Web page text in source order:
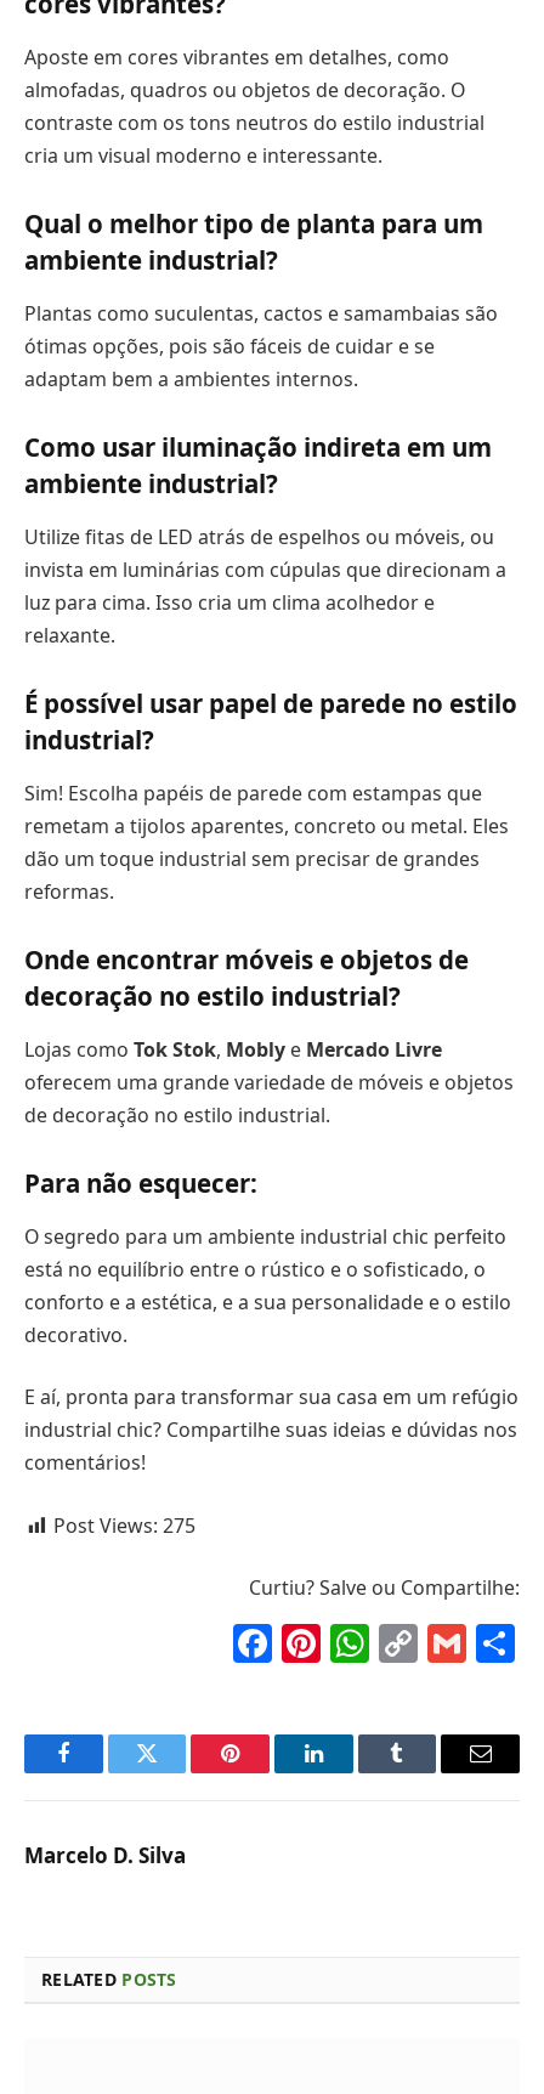
Aposte em cores vibrantes em detalhes, como
almofadas, quadros ou objetos de decoração. O
contraste com os tons neutros do estilo industrial
cria um visual moderno e interessante.
Qual o melhor tipo de planta para um
ambiente industrial?
Plantas como suculentas, cactos e samambaias são
ótimas opções, pois são fáceis de cuidar e se
adaptam bem a ambientes internos.
Como usar iluminação indireta em um
ambiente industrial?
Utilize fitas de LED atrás de espelhos ou móveis, ou
invista em luminárias com cúpulas que direcionam a
luz para cima. Isso cria um clima acolhedor e
relaxante.
É possível usar papel de parede no estilo
industrial?
Sim! Escolha papéis de parede com estampas que
remetam a tijolos aparentes, concreto ou metal. Eles
dão um toque industrial sem precisar de grandes
reformas.
Onde encontrar móveis e objetos de
decoração no estilo industrial?
Lojas como Tok Stok, Mobly e Mercado Livre
oferecem uma grande variedade de móveis e objetos
de decoração no estilo industrial.
Para não esquecer:
O segredo para um ambiente industrial chic perfeito
está no equilíbrio entre o rústico e o sofisticado, o
conforto e a estética, e a sua personalidade e o estilo
decorativo.
E aí, pronta para transformar sua casa em um refúgio
industrial chic? Compartilhe suas ideias e dúvidas nos
comentários!
Post Views: 275
Curtiu? Salve ou Compartilhe:
Facebook
Pinterest
Copy
FacebookTwitter Pinterest LinkedInTumblr Email
Marcelo D. Silva
RELATED POSTS